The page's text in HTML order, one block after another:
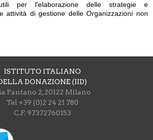
per l'elaborazione delle strategie e
attività di gestione delle Organizzazioni non
ISTITUTO ITALIANO
DONAZIONE (IID)
Pantano 2, 20122 Milano
Tel +39 (0)2 24 21 780
C.F. 97372760153